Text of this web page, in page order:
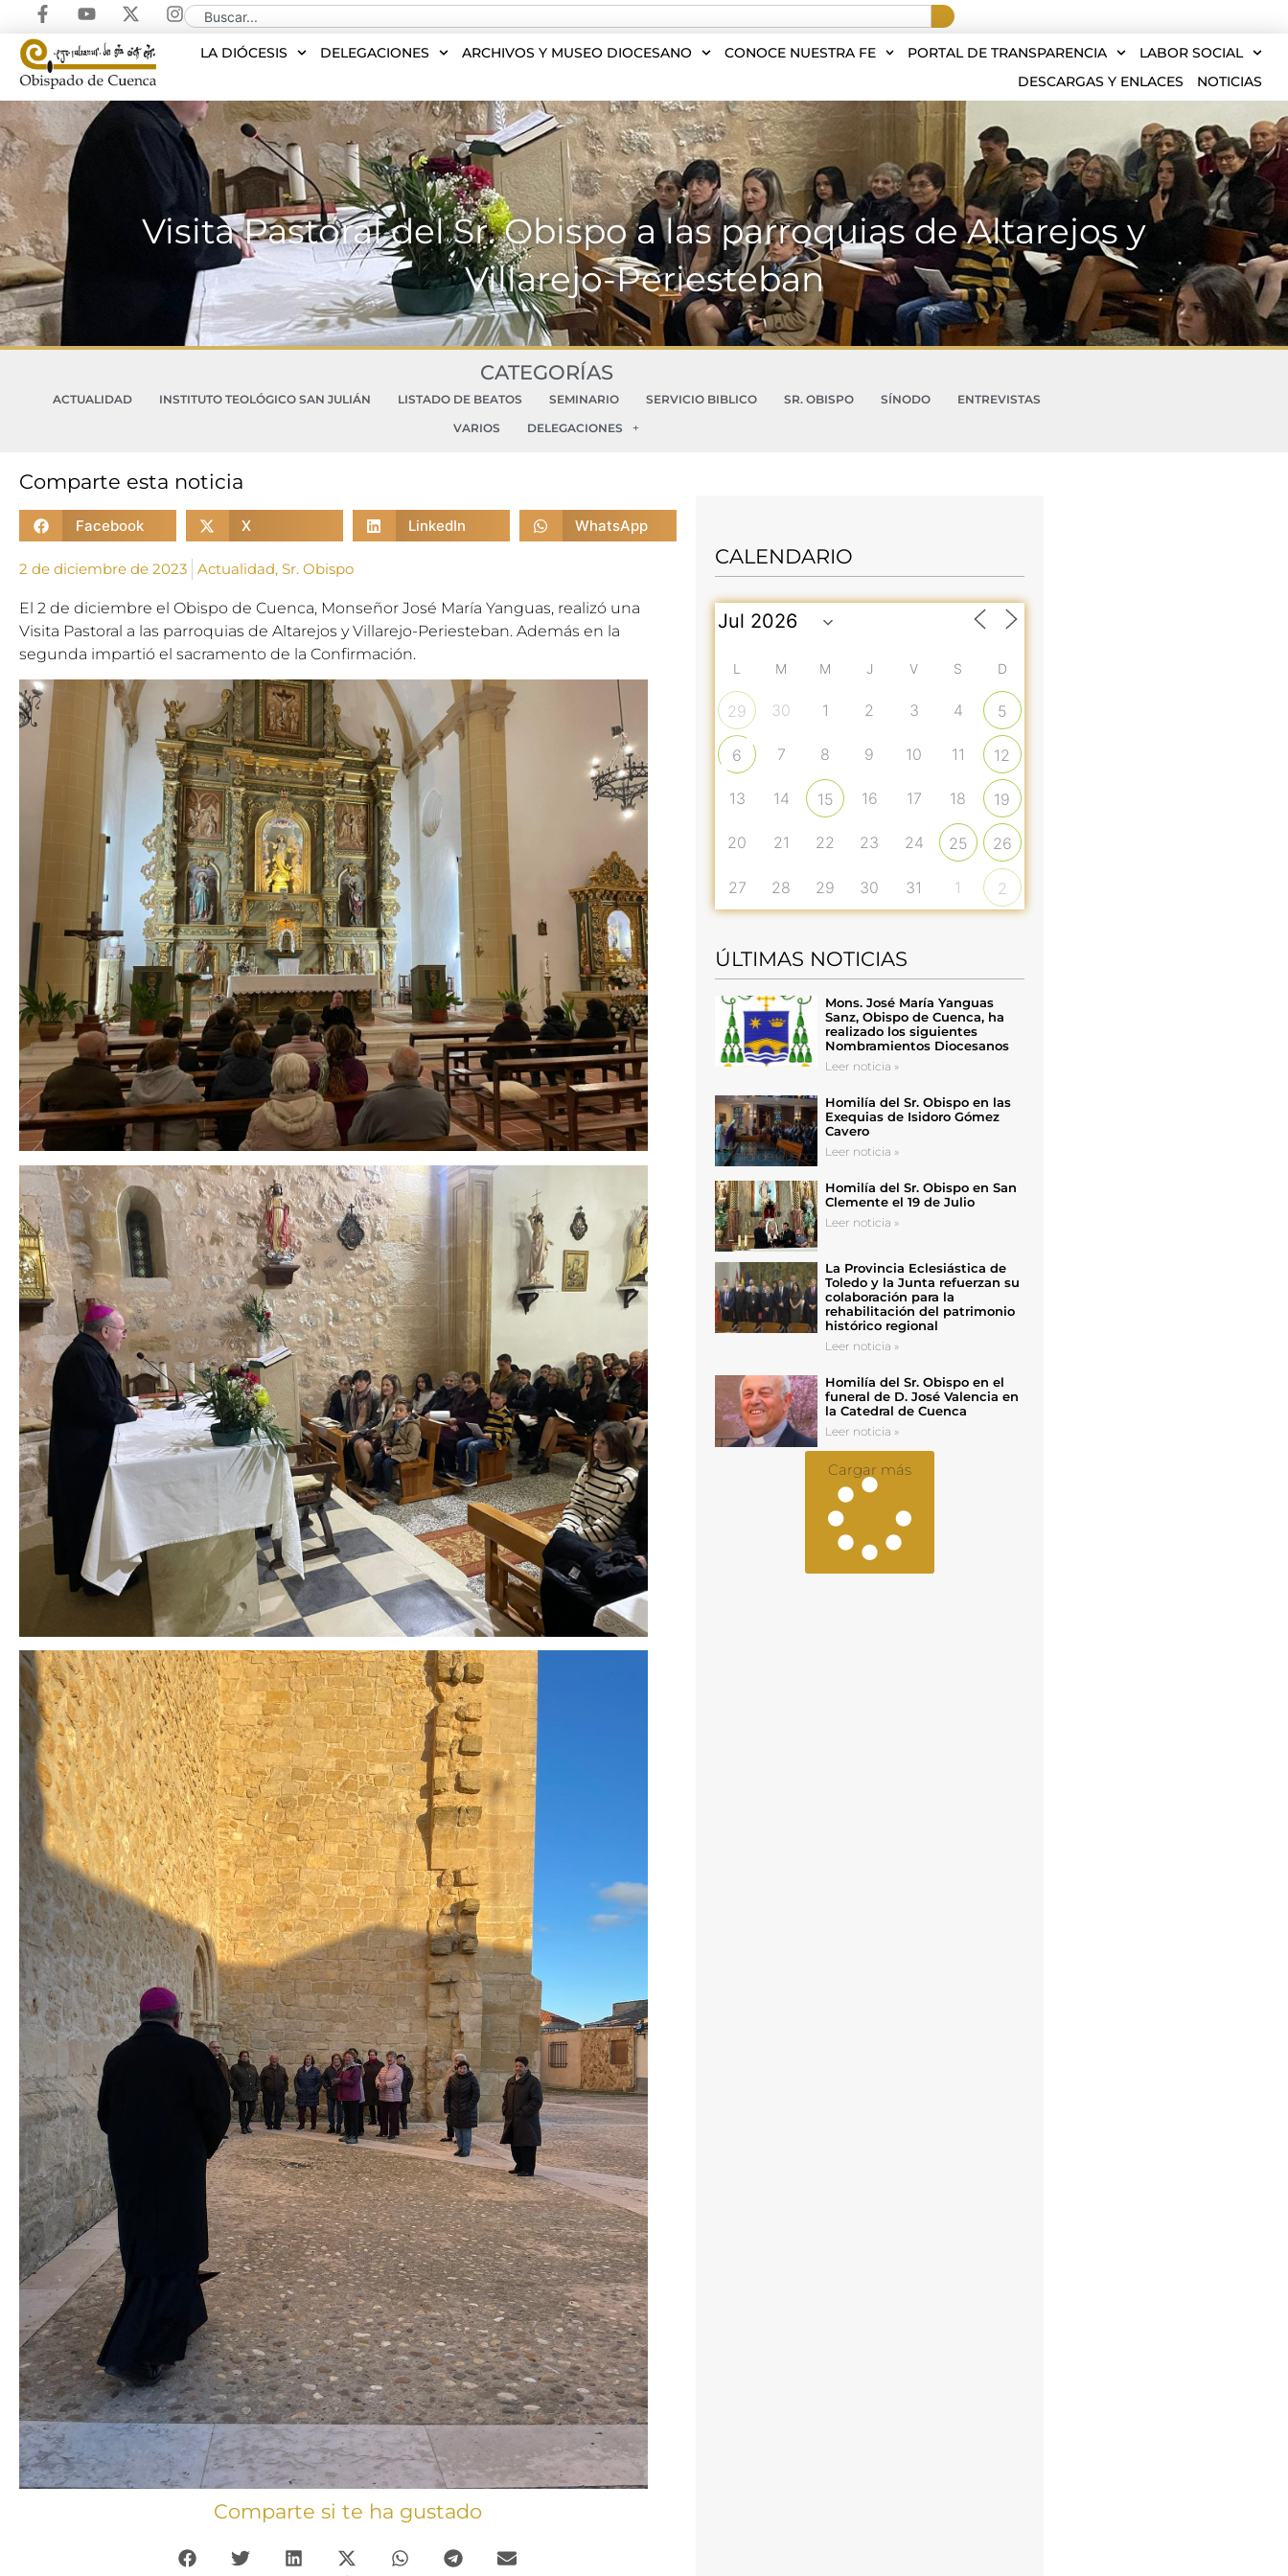
LA DIÓCESIS DELEGACIONES ARCHIVOS Y MUSEO DIOCESANO CONOCE NUESTRA FE PORTAL DE TRANSPARENCIA
LABOR SOCIAL
DESCARGAS Y ENLACES
NOTICIAS
Visita Pastoral del Sr. Obispo a las parroquias de Altarejos y
Villarejo-Periesteban
CATEGORÍAS
ACTUALIDAD INSTITUTO TEOLÓGICO SAN JULIÁN LISTADO DE BEATOS SEMINARIO SERVICIO BIBLICO SR. OBISPO SÍNODO
ENTREVISTAS
VARIOS
DELEGACIONES
Comparte esta noticia
Facebook X LinkedIn WhatsApp
2 de diciembre de 2023 Actualidad, Sr. Obispo
El 2 de diciembre el Obispo de Cuenca, Monseñor José María Yanguas, realizó una
Visita Pastoral a las parroquias de Altarejos y Villarejo-Periesteban. Además en la
segunda impartió el sacramento de la Confirmación.
Comparte si te ha gustado
CALENDARIO
L M M J V S D
29 30 1 2 3 4 5
6 7 8 9 10 11 12
13 14 15 16 17 18 19
20 21 22 23 24 25 26
27 28 29 30 31 1 2
ÚLTIMAS NOTICIAS
Mons. José María Yanguas
Sanz, Obispo de Cuenca, ha
realizado los siguientes
Nombramientos Diocesanos
Leer noticia »
Homilía del Sr. Obispo en las
Exequias de Isidoro Gómez
Cavero
Leer noticia »
Homilía del Sr. Obispo en San
Clemente el 19 de Julio
Leer noticia »
La Provincia Eclesiástica de
Toledo y la Junta refuerzan su
colaboración para la
rehabilitación del patrimonio
histórico regional
Leer noticia »
Homilía del Sr. Obispo en el
funeral de D. José Valencia en
la Catedral de Cuenca
Leer noticia »
Cargar más